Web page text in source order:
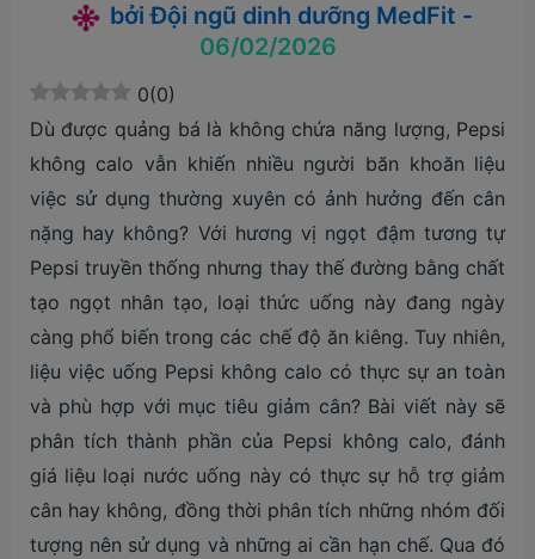
bởi Đội ngũ dinh dưỡng MedFit -
06/02/2026
0(0)
Dù được quảng bá là không chứa năng lượng, Pepsi
không calo vẫn khiến nhiều người băn khoăn liệu
việc sử dụng thường xuyên có ảnh hưởng đến cân
nặng hay không? Với hương vị ngọt đậm tương tự
Pepsi truyền thống nhưng thay thế đường bằng chất
tạo ngọt nhân tạo, loại thức uống này đang ngày
càng phổ biến trong các chế độ ăn kiêng. Tuy nhiên,
liệu việc uống Pepsi không calo có thực sự an toàn
và phù hợp với mục tiêu giảm cân? Bài viết này sẽ
phân tích thành phần của Pepsi không calo, đánh
giá liệu loại nước uống này có thực sự hỗ trợ giảm
cân hay không, đồng thời phân tích những nhóm đối
tượng nên sử dụng và những ai cần hạn chế. Qua đó